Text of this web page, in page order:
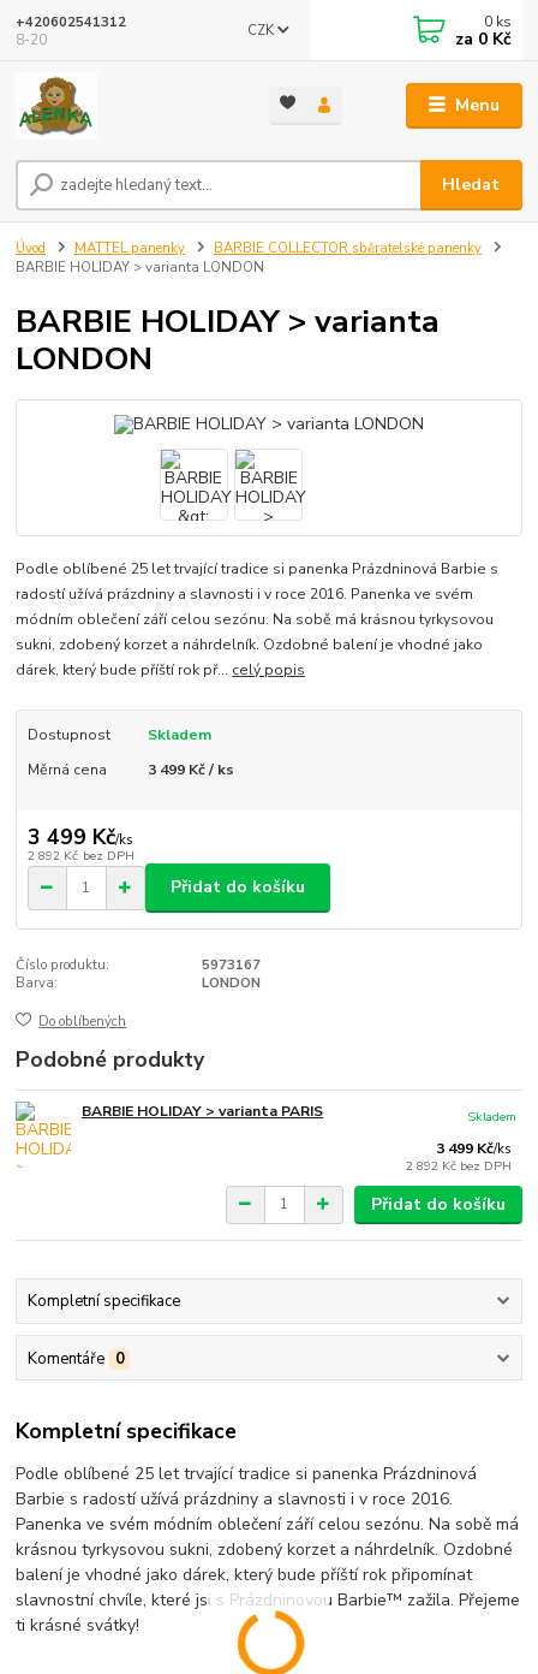
Menu
CZK
Hledat
+420602541312
8-20
0 ks
za 0 Kč
Úvod MATTEL panenky
BARBIE COLLECTOR sběratelské panenky
BARBIE HOLIDAY > varianta LONDON
BARBIE HOLIDAY > varianta
LONDON
Podle oblíbené 25 let trvající tradice si panenka Prázdninová Barbie s
radostí užívá prázdniny a slavnosti i v roce 2016. Panenka ve svém
módním oblečení září celou sezónu. Na sobě má krásnou tyrkysovou
sukni, zdobený korzet a náhrdelník. Ozdobné balení je vhodné jako
dárek, který bude příští rok př... celý popis
Dostupnost
Skladem
Měrná cena
3 499 Kč / ks
3 499 Kč/ks
2 892 Kč bez DPH
Přidat do košíku
Číslo produktu:
5973167
Barva:
LONDON
Do oblíbených
Podobné produkty
BARBIE HOLIDAY > varianta PARIS
3 499 Kč/ks
2 892 Kč bez DPH
Skladem
Přidat do košíku
Kompletní specifikace
Komentáře 0
Kompletní specifikace
Podle oblíbené 25 let trvající tradice si panenka Prázdninová
Barbie s radostí užívá prázdniny a slavnosti i v roce 2016.
Panenka ve svém módním oblečení září celou sezónu. Na sobě má
krásnou tyrkysovou sukni, zdobený korzet a náhrdelník. Ozdobné
balení je vhodné jako dárek, který bude příští rok připomínat
slavnostní chvíle, které jsi s Prázdninovou Barbie™ zažila. Přejeme
ti krásné svátky!